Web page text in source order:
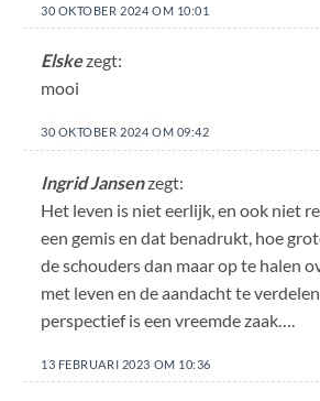
30 OKTOBER 2024 OM 10:01
Elskezegt:
mooi
30 OKTOBER 2024 OM 09:42
Ingrid Jansenzegt:
Het leven is niet eerlijk, en ook niet
een gemis en dat benadrukt, hoe
de schouders dan maar op te halen
met leven en de aandacht te
perspectief is een vreemde zaak….
13 FEBRUARI 2023 OM 10:36